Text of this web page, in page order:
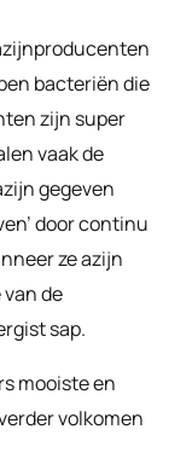
bacteriën die
zijn super
vaak de
gegeven
door continu
ze azijn
de
sap.
mooiste en
volkomen